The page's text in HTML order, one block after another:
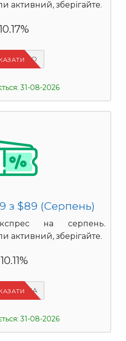
активний, зберігайте.
31-08-2026
з $89 (Серпень)
на серпень.
активний, зберігайте.
10.11%
IFPN6ZUA
31-08-2026